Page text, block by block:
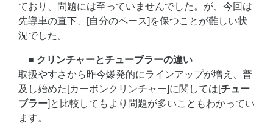
ており、問題には至っていませんでした。が、今回は
先導車の直下、[自分のペース]を保つことが難しい状
況でした。
■ クリンチャーとチューブラーの違い
取扱やすさから昨今爆発的にラインアップが増え、普
及し始めた[カーボンクリンチャー]に関しては[チュー
ブラー]と比較してもより問題が多いこともわかってい
ます。